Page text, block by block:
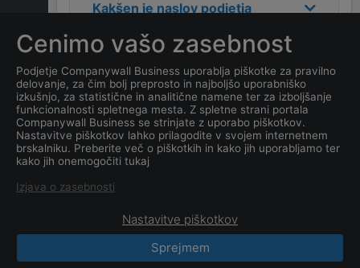
Kakšen je naslov podjetja
Xavier Georges Claude
Fabiani s.p.?
Kateri je datum ustanovitve
podjetjaSHADOW PRE-
PRESS, Xavier Georges
Claude Fabiani s.p.
CompanyWall Business © 2026
uporabe | Zasebnost
Cenimo vašo zasebnost
Podjetje Companywall Business uporablja piškotke za pravilno
delovanje, za čim bolj preprosto in najboljšo uporabniško
izkušnjo, za statistične in analitične namene ter za izboljšanje
funkcionalnosti spletnega mesta. Z spletne strani portala
Companywall Business se strinjate z uporabo piškotkov.
Nastavitve piškotkov lahko prilagodite v svojem internetnem
brskalniku. Preberite več o piškotkih in kako jih uporabljamo ter
kako jih onemogočiti tukaj
Izjava o zasebnosti
Nastavitve piškotkov
Sprejmem